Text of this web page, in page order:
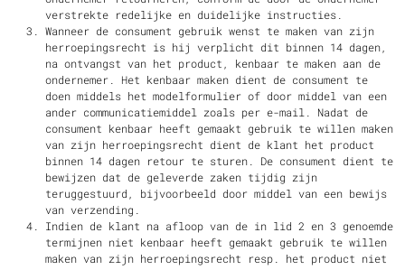
verstrekte redelijke en duidelijke instructies.
Wanneer de consument gebruik wenst te maken van zijn
herroepingsrecht is hij verplicht dit binnen 14 dagen,
na ontvangst van het product, kenbaar te maken aan de
ondernemer. Het kenbaar maken dient de consument te
doen middels het modelformulier of door middel van een
ander communicatiemiddel zoals per e-mail. Nadat de
consument kenbaar heeft gemaakt gebruik te willen maken
van zijn herroepingsrecht dient de klant het product
binnen 14 dagen retour te sturen. De consument dient te
bewijzen dat de geleverde zaken tijdig zijn
teruggestuurd, bijvoorbeeld door middel van een bewijs
van verzending.
Indien de klant na afloop van de in lid 2 en 3 genoemde
termijnen niet kenbaar heeft gemaakt gebruik te willen
maken van zijn herroepingsrecht resp. het product niet